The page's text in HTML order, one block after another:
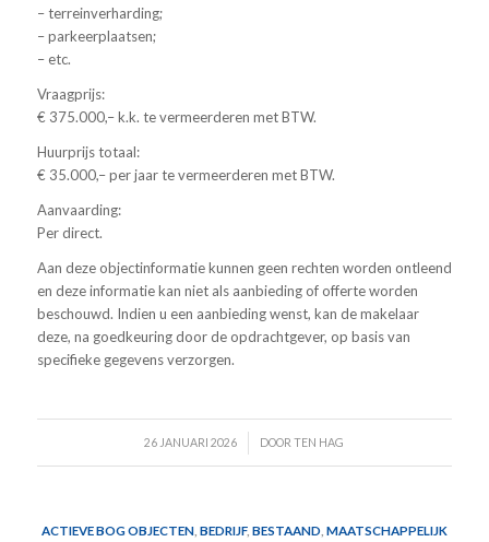
– terreinverharding;
– parkeerplaatsen;
– etc.
Vraagprijs:
€ 375.000,– k.k. te vermeerderen met BTW.
Huurprijs totaal:
€ 35.000,– per jaar te vermeerderen met BTW.
Aanvaarding:
Per direct.
Aan deze objectinformatie kunnen geen rechten worden ontleend
en deze informatie kan niet als aanbieding of offerte worden
beschouwd. Indien u een aanbieding wenst, kan de makelaar
deze, na goedkeuring door de opdrachtgever, op basis van
specifieke gegevens verzorgen.
26 JANUARI 2026
/ DOORTEN HAG
ACTIEVE BOG OBJECTEN, BEDRIJF, BESTAAND MAATSCHAPPELIJK